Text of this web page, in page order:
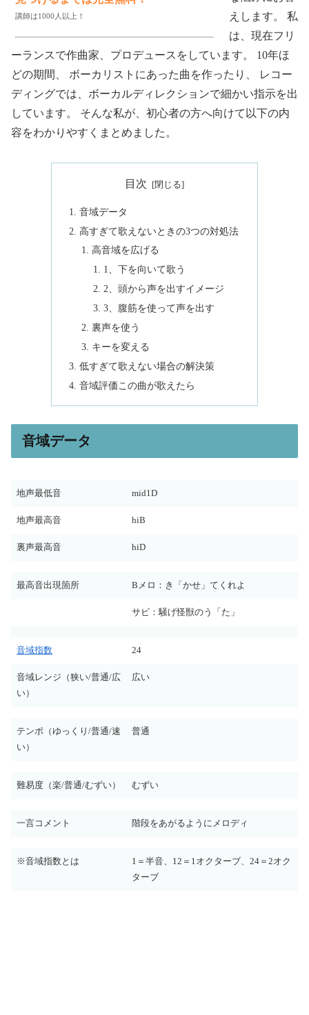
講師は1000人以上！
えします。 私
は、現在フリ
ーランスで作曲家、プロデュースをしています。 10年ほ
どの期間、 ボーカリストにあった曲を作ったり、 レコー
ディングでは、ボーカルディレクションで細かい指示を出
しています。 そんな私が、初心者の方へ向けて以下の内
容をわかりやすくまとめました。
目次
音域データ
高すぎて歌えないときの3つの対処法
高音域を広げる
1、下を向いて歌う
2、頭から声を出すイメージ
3、腹筋を使って声を出す
裏声を使う
キーを変える
低すぎて歌えない場合の解決策
音域評価この曲が歌えたら
音域データ
地声最低音 mid1D
地声最高音 hiB
裏声最高音 hiD
最高音出現箇所 Bメロ：き「かせ」てくれよ
サビ：騒げ怪獣のう「た」
音域指数 24
音域レンジ（狭い/普通/広
い）
広い
テンポ（ゆっくり/普通/速
い）
普通
難易度（楽/普通/むずい） むずい
一言コメント 階段をあがるようにメロディ
※音域指数とは
1＝半音、12＝1オクターブ、24＝2オク
ターブ